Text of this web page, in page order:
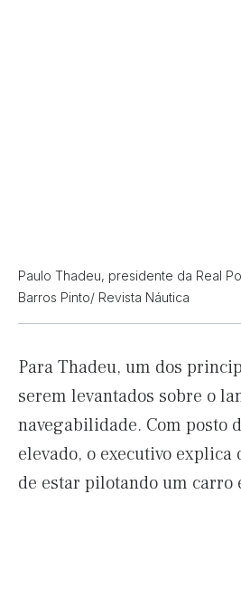
Paulo Thadeu, presidente da Real
Barros Pinto/ Revista Náutica
Para Thadeu, um dos
serem levantados sobre o
navegabilidade. Com posto
elevado, o executivo explica
de estar pilotando um carro